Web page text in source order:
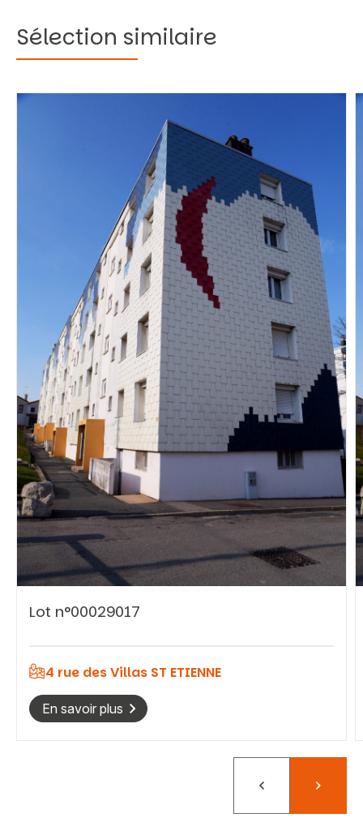
Vous recherchez&nbsp;:
Rechercher
Sélection similaire
Lot n°00029017
4 rue des Villas ST ETIENNE
En savoir plus
PrécédentSuivant